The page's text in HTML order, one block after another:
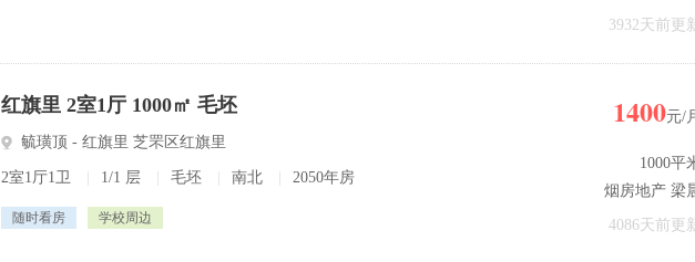
3932天前更
红旗里 2室1厅 1000㎡ 毛坯
毓璜顶 - 红旗里 芝罘区红旗里
2室1厅1卫 1/1 层 毛坯 南北 2050年房
随时看房 学校周边
1400元/
1000平
烟房地产 梁
4086天前更